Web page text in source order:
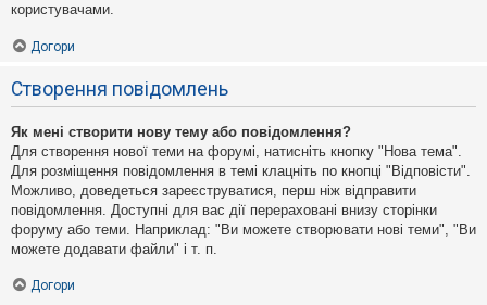
користувачами.
Догори
Створення повідомлень
Як мені створити нову тему або повідомлення?
Для створення нової теми на форумі, натисніть кнопку "Нова тема".
Для розміщення повідомлення в темі клацніть по кнопці "Відповісти".
Можливо, доведеться зареєструватися, перш ніж відправити
повідомлення. Доступні для вас дії перераховані внизу сторінки
форуму або теми. Наприклад: "Ви можете створювати нові теми", "Ви
можете додавати файли" і т. п.
Догори